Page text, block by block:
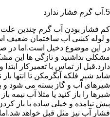
5.آب گرم فشار ندارد
کم فشار بودن آب گرم چندین
و لوله کشی آب ساختمان ضعیف
در این موضوع دخیل است.اما در
مشکلی نداشتید و تازگی ها این
دارد.قبل از تماس با تعمیرکار
شاید شیر فلکه آبگرمکن تا انتها
شیرهای آب و گاز بسته می شود و
شیرها را باز کنید یا مثلا آب
پیش نیامده و خیلی ساده با باز
فشار آب نیز مثل قبل خواهد